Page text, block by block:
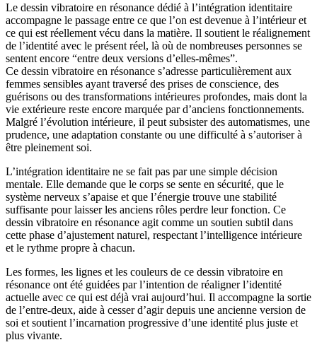
Création
Energétique
Intuitive
Unique
Le dessin vibratoire en résonance dédié à l’intégration identitaire
accompagne le passage entre ce que l’on est devenue à l’intérieur et
ce qui est réellement vécu dans la matière. Il soutient le réalignement
de l’identité avec le présent réel, là où de nombreuses personnes se
sentent encore “entre deux versions d’elles-mêmes”.
Ce dessin vibratoire en résonance s’adresse particulièrement aux
femmes sensibles ayant traversé des prises de conscience, des
guérisons ou des transformations intérieures profondes, mais dont la
vie extérieure reste encore marquée par d’anciens fonctionnements.
Malgré l’évolution intérieure, il peut subsister des automatismes, une
prudence, une adaptation constante ou une difficulté à s’autoriser à
être pleinement soi.
L’intégration identitaire ne se fait pas par une simple décision
mentale. Elle demande que le corps se sente en sécurité, que le
système nerveux s’apaise et que l’énergie trouve une stabilité
suffisante pour laisser les anciens rôles perdre leur fonction. Ce
dessin vibratoire en résonance agit comme un soutien subtil dans
cette phase d’ajustement naturel, respectant l’intelligence intérieure
et le rythme propre à chacun.
Les formes, les lignes et les couleurs de ce dessin vibratoire en
résonance ont été guidées par l’intention de réaligner l’identité
actuelle avec ce qui est déjà vrai aujourd’hui. Il accompagne la sortie
de l’entre-deux, aide à cesser d’agir depuis une ancienne version de
soi et soutient l’incarnation progressive d’une identité plus juste et
plus vivante.